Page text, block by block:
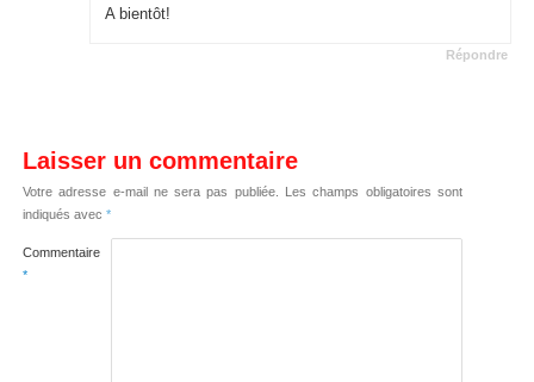
A bientôt!
Répondre
Laisser un commentaire
Votre adresse e-mail ne sera pas publiée.
Les champs obligatoires sont
indiqués avec *
Commentaire
*